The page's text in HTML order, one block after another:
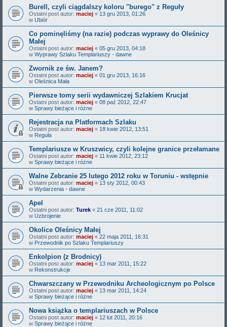
Burell, czyli ciągdalszy koloru "burego" z Reguły
Ostatni post autor: maciej « 13 gru 2013, 01:26
w Ubiór
Co pominęliśmy (na razie) podczas wyprawy do Oleśnicy
Małej
Ostatni post autor: maciej « 05 gru 2013, 04:18
w Wyprawy Szlaku Templariuszy - dawne
Zwornik ze św. Janem?
Ostatni post autor: maciej « 01 gru 2013, 16:16
w Oleśnica Mała
Pierwsze tomy serii wydawniczej Szlakiem Krucjat
Ostatni post autor: maciej « 08 paź 2012, 22:47
w Sprawy bieżące i różne
Rejestracja na Platformach Szlaku
Ostatni post autor: maciej « 18 kwie 2012, 13:51
w Reguła
Templariusze w Kruszwicy, czyli kolejne granice przełamane
Ostatni post autor: maciej « 11 kwie 2012, 23:12
w Sprawy bieżące i różne
Walne Zebranie 25 lutego 2012 roku w Toruniu - wstępnie
Ostatni post autor: maciej « 13 sty 2012, 00:43
w Wydarzenia - dawne
Apel
Ostatni post autor: Turek « 21 cze 2011, 11:02
w Uzbrojenie
Okolice Oleśnicy Małej
Ostatni post autor: maciej « 22 maja 2011, 16:31
w Przewodnik po Szlaku Templariuszy
Enkolpion (z Brodnicy)
Ostatni post autor: maciej « 13 mar 2011, 15:22
w Rekonstrukcje
Chwarszczany w Przewodniku Archeologicznym po Polsce
Ostatni post autor: maciej « 13 mar 2011, 14:24
w Sprawy bieżące i różne
Nowa książka o templariuszach w Polsce
Ostatni post autor: maciej « 12 lut 2011, 20:16
w Sprawy bieżące i różne